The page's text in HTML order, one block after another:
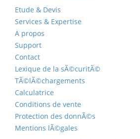
Etude & Devis
Services & Expertise
A propos
Support
Contact
Lexique de la sÃ©curitÃ©
TÃ©lÃ©chargements
Calculatrice
Conditions de vente
Protection des donnÃ©s
Mentions lÃ©gales